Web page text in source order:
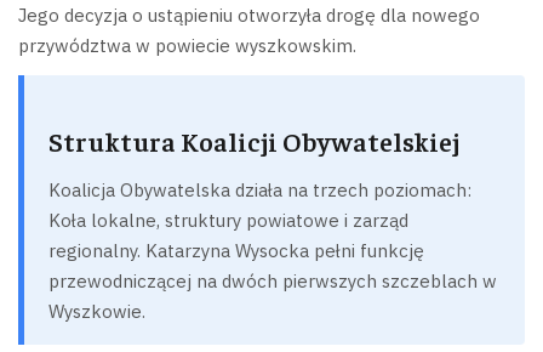
Jego decyzja o ustąpieniu otworzyła drogę dla nowego
przywództwa w powiecie wyszkowskim.
Struktura Koalicji Obywatelskiej
Koalicja Obywatelska działa na trzech poziomach:
Koła lokalne, struktury powiatowe i zarząd
regionalny. Katarzyna Wysocka pełni funkcję
przewodniczącej na dwóch pierwszych szczeblach w
Wyszkowie.